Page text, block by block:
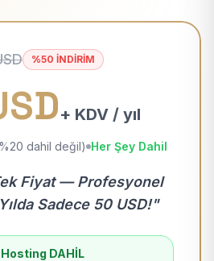
%50 İNDİRİM
+ KDV / yıl
dahil değil) Her Şey Dahil
Fiyat — Profesyonel
Sadece 50 USD!"
Hosting DAHİL